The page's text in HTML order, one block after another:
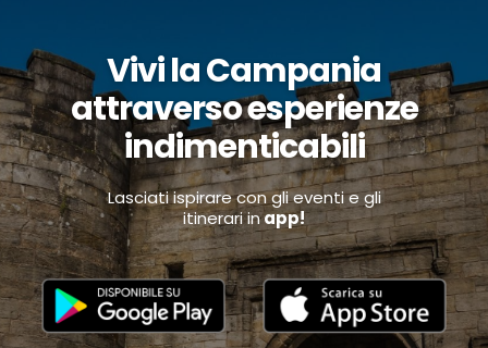
Vivi la Campania
attraverso esperienze
indimenticabili
Lasciati ispirare con gli eventi e gli
itinerari inapp!